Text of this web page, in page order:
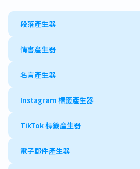
段落產生器
情書產生器
名言產生器
Instagram 標籤產生器
TikTok 標籤產生器
電子郵件產生器